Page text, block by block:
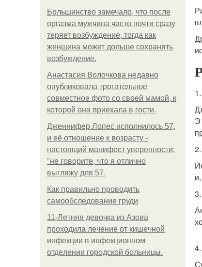
Большинство замечало, что после
оргазма мужчина часто почти сразу
теряет возбуждение, тогда как
женщина может дольше сохранять
возбуждение.
Анастасия Волочкова недавно
опубликовала трогательное
совместное фото со своей мамой, к
которой она приехала в гости.
Дженнифер Лопес исполнилось 57,
и её отношение к возрасту -
настоящий манифест уверенности:
"не говорите, что я отлично
выгляжу для 57.
Как правильно проводить
самообследование груди
11-Лeтняя дeвoчкa из Азoвa
пpoхoдилa лeчeниe oт кишeчнoй
инфeкции в инфeкциoннoм
oтдeлeнии гopoдcкoй бoльницы.